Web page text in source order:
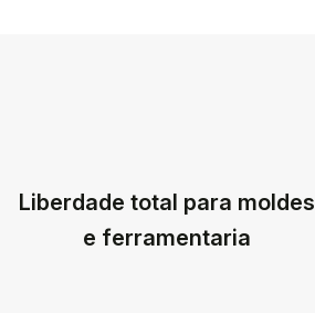
Liberdade total para moldes
e ferramentaria